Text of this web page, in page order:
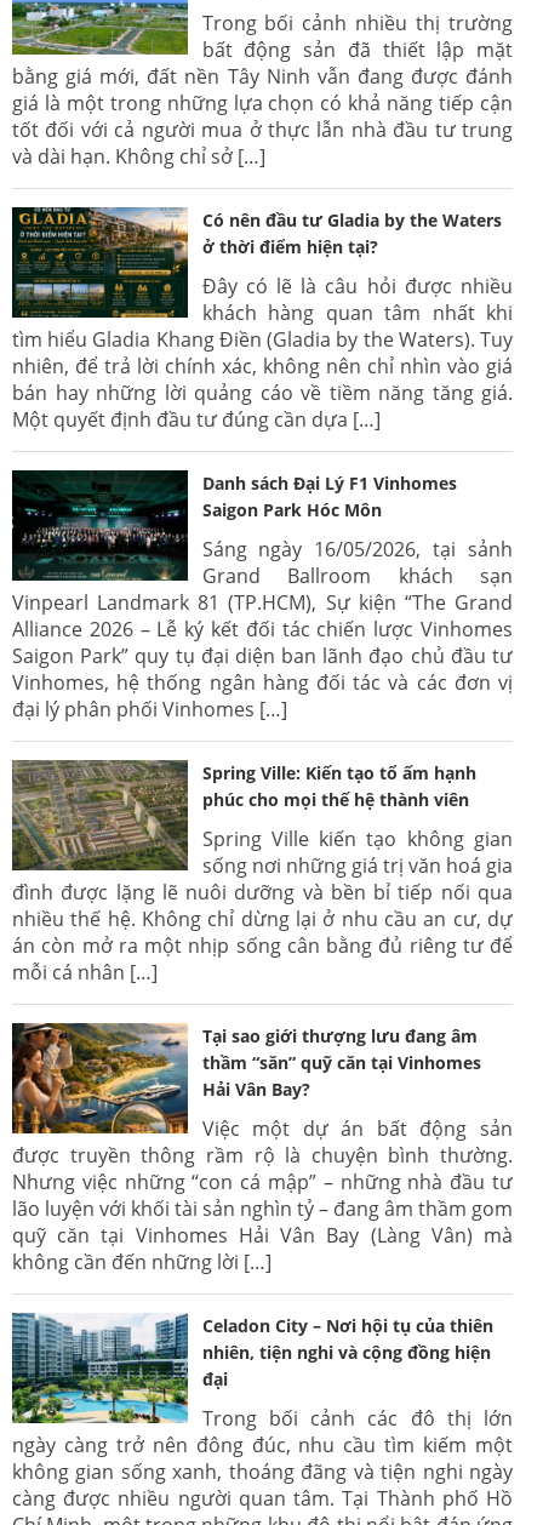
Trong bối cảnh nhiều thị trường
bất động sản đã thiết lập mặt
bằng giá mới, đất nền Tây Ninh vẫn đang được đánh
giá là một trong những lựa chọn có khả năng tiếp cận
tốt đối với cả người mua ở thực lẫn nhà đầu tư trung
và dài hạn. Không chỉ sở […]
Có nên đầu tư Gladia by the Waters
ở thời điểm hiện tại?
Đây có lẽ là câu hỏi được nhiều
khách hàng quan tâm nhất khi
tìm hiểu Gladia Khang Điền (Gladia by the Waters). Tuy
nhiên, để trả lời chính xác, không nên chỉ nhìn vào giá
bán hay những lời quảng cáo về tiềm năng tăng giá.
Một quyết định đầu tư đúng cần dựa […]
Danh sách Đại Lý F1 Vinhomes
Saigon Park Hóc Môn
Sáng ngày 16/05/2026, tại sảnh
Grand Ballroom khách sạn
Vinpearl Landmark 81 (TP.HCM), Sự kiện “The Grand
Alliance 2026 – Lễ ký kết đối tác chiến lược Vinhomes
Saigon Park” quy tụ đại diện ban lãnh đạo chủ đầu tư
Vinhomes, hệ thống ngân hàng đối tác và các đơn vị
đại lý phân phối Vinhomes […]
Spring Ville: Kiến tạo tổ ấm hạnh
phúc cho mọi thế hệ thành viên
Spring Ville kiến tạo không gian
sống nơi những giá trị văn hoá gia
đình được lặng lẽ nuôi dưỡng và bền bỉ tiếp nối qua
nhiều thế hệ. Không chỉ dừng lại ở nhu cầu an cư, dự
án còn mở ra một nhịp sống cân bằng đủ riêng tư để
mỗi cá nhân […]
Tại sao giới thượng lưu đang âm
thầm “săn” quỹ căn tại Vinhomes
Hải Vân Bay?
Việc một dự án bất động sản
được truyền thông rầm rộ là chuyện bình thường.
Nhưng việc những “con cá mập” – những nhà đầu tư
lão luyện với khối tài sản nghìn tỷ – đang âm thầm gom
quỹ căn tại Vinhomes Hải Vân Bay (Làng Vân) mà
không cần đến những lời […]
Celadon City – Nơi hội tụ của thiên
nhiên, tiện nghi và cộng đồng hiện
đại
Trong bối cảnh các đô thị lớn
ngày càng trở nên đông đúc, nhu cầu tìm kiếm một
không gian sống xanh, thoáng đãng và tiện nghi ngày
càng được nhiều người quan tâm. Tại Thành phố Hồ